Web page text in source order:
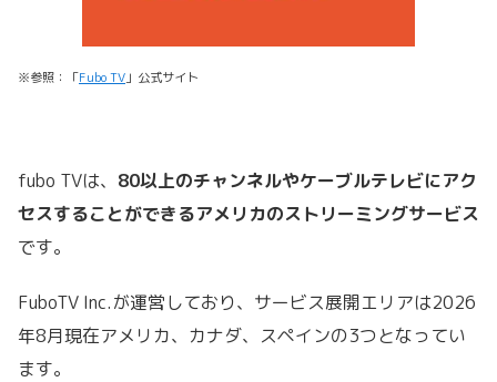
※参照：「Fubo TV 」公式サイト
fubo TVは、 80以上のチャンネルやケーブルテレビにアク
セスすることができるアメリカのストリーミングサービス
です。
FuboTV Inc.が運営しており、サービス展開エリアは2026
年8月現在アメリカ、カナダ、スペインの3つとなってい
ます。